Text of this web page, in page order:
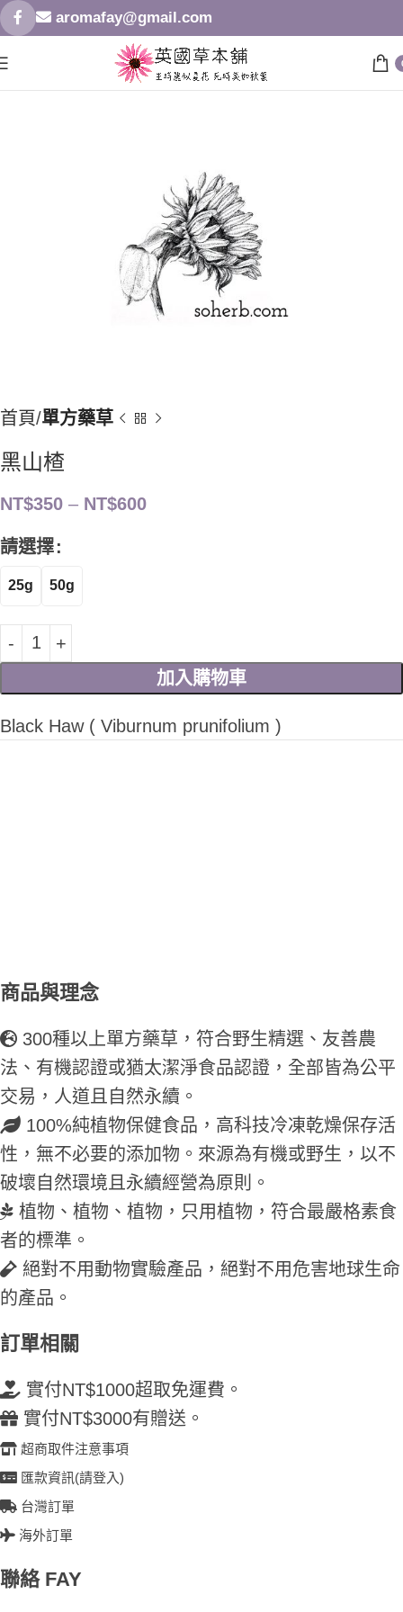
aromafay@gmail.com
首頁 單方藥草
黑山楂
NT$350 – NT$600
請選擇
25g 50g
加入購物車
Black Haw ( Viburnum prunifolium )
商品與理念
300種以上單方藥草，符合野生精選、友善農
法、有機認證或猶太潔淨食品認證，全部皆為公平
交易，人道且自然永續。
100%純植物保健食品，高科技冷凍乾燥保存活
性，無不必要的添加物。來源為有機或野生，以不
破壞自然環境且永續經營為原則。
植物、植物、植物，只用植物，符合最嚴格素食
者的標準。
絕對不用動物實驗產品，絕對不用危害地球生命
的產品。
訂單相關
實付NT$1000超取免運費。
實付NT$3000有贈送。
超商取件注意事項
匯款資訊(請登入)
台灣訂單
海外訂單
聯絡 FAY